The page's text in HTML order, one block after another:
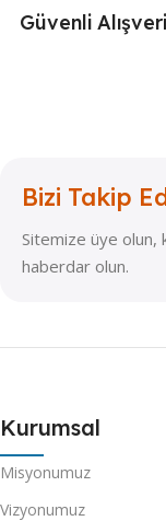
Güvenli
Bizi Takip
Sitemize üye olun,
haberdar olun.
Kurumsal
Misyonumuz
Vizyonumuz